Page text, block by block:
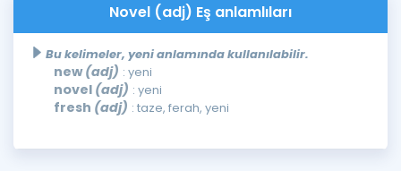
Novel (adj) Eş anlamlıları
Bu kelimeler, yeni anlamında kullanılabilir.
new(adj) : yeni
novel (adj) : yeni
fresh (adj) : taze, ferah, yeni